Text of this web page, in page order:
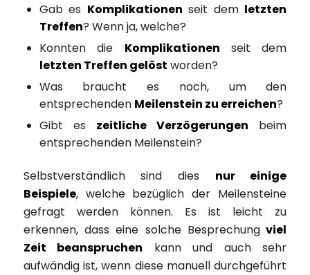
Gab es Komplikationen seit dem letzten
Treffen? Wenn ja, welche?
Konnten die Komplikationen seit dem
letzten Treffen gelöst worden?
Was braucht es noch, um den
entsprechenden Meilenstein zu erreichen?
Gibt es zeitliche Verzögerungen beim
entsprechenden Meilenstein?
Selbstverständlich sind dies nur einige
Beispiele, welche bezüglich der Meilensteine
gefragt werden können. Es ist leicht zu
erkennen, dass eine solche Besprechung viel
Zeit beanspruchen kann und auch sehr
aufwändig ist, wenn diese manuell durchgeführt